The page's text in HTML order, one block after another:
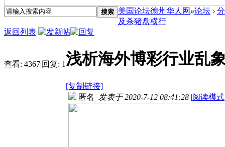
搜索 美国论坛德州华人网 »论坛 ›
及杀猪盘横行
返回列表
查看: 4367|回复: 1浅析海外博彩行业乱
[复制链接]
匿名 发表于 2020-7-12 08:41:28 |阅读模式